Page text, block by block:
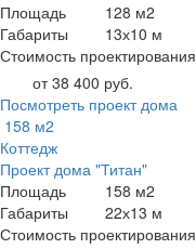
Площадь
128 м2
Габариты
13х10 м
Стоимость проектирования
от 38 400 руб.
Посмотреть проект дома
158 м2
Коттедж
Проект дома "Титан"
Площадь
158 м2
Габариты
22х13 м
Стоимость проектирования